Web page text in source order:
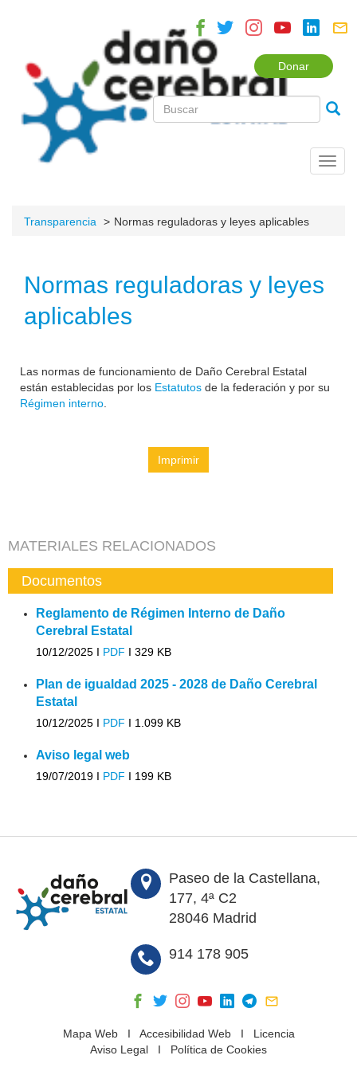
Donar
Transparencia Normas reguladoras y leyes aplicables
Normas reguladoras y leyes
aplicables
Las normas de funcionamiento de Daño Cerebral Estatal
están establecidas por los Estatutos de la federación y por su
Régimen interno
Imprimir
MATERIALES RELACIONADOS
Documentos
Reglamento de Régimen Interno de Daño
Cerebral Estatal
10/12/2025 I PDF I 329 KB
Plan de igualdad 2025 - 2028 de Daño Cerebral
Estatal
10/12/2025 I PDF I 1.099 KB
Aviso legal web
19/07/2019 I PDF I 199 KB
Paseo de la Castellana,
177, 4ª C2
28046 Madrid
914 178 905
Mapa WebI Accesibilidad WebI Licencia
Aviso Legal I Política de Cookies